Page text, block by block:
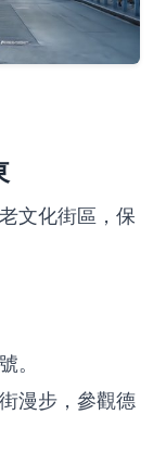
文化街區，保
。
漫步，參觀德